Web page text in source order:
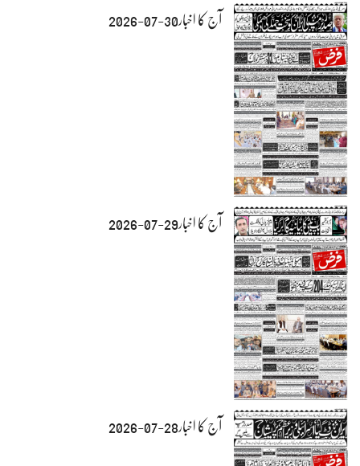
آج کا اخبار30-07-2026
آج کا اخبار29-07-2026
آج کا اخبار28-07-2026